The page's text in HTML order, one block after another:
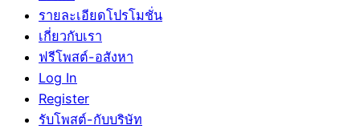
รายละเอียดโปรโมชั่น
เกี่ยวกับเรา
ฟรีโพสต์-อสังหา
Log In
Register
รับโพสต์-กับบริษัท